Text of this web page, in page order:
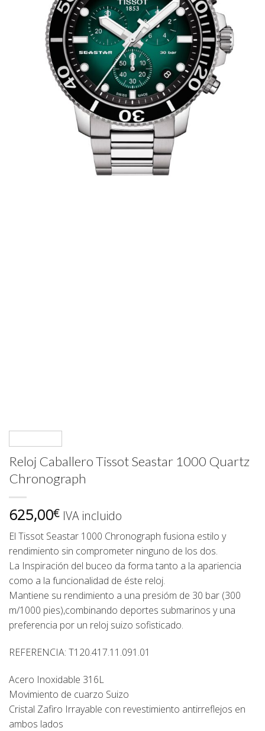
Reloj Caballero Tissot Seastar 1000 Quartz
Chronograph
625,00€ IVA incluido
El Tissot Seastar 1000 Chronograph fusiona estilo y
rendimiento sin comprometer ninguno de los dos.
La Inspiración del buceo da forma tanto a la apariencia
como a la funcionalidad de éste reloj.
Mantiene su rendimiento a una presióm de 30 bar (300
m/1000 pies),combinando deportes submarinos y una
preferencia por un reloj suizo sofisticado.
REFERENCIA: T120.417.11.091.01
Acero Inoxidable 316L
Movimiento de cuarzo Suizo
Cristal Zafiro Irrayable con revestimiento antirreflejos en
ambos lados